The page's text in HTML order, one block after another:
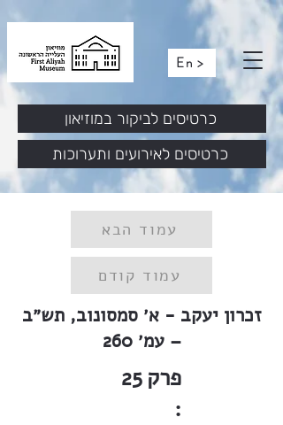
En >
כרטיסים לאירועים ותערוכות
כרטיסים לביקור במוזיאון
עמוד הבא
עמוד קודם
זכרון יעקב - א׳ סמסונוב, תש״ב
– עמ׳ 260
25 פרק
: